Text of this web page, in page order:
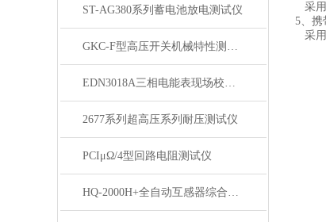
ST-AG380系列蓄电池放电测试仪
GKC-F型高压开关机械特性测试仪
EDN3018A三相电能表现场校验仪
2677系列超高压系列耐压测试仪
PCIμΩ/4型回路电阻测试仪
HQ-2000H+全自动互感器综合测试仪
采用
5、携
采用